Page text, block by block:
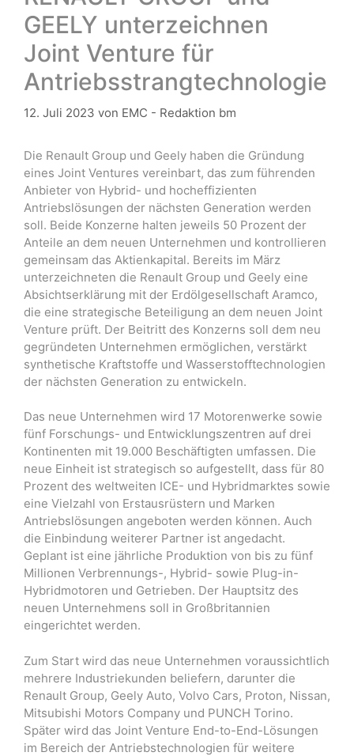
GEELY unterzeichnen
Joint Venture für
Antriebsstrangtechnologie
12. Juli 2023 von EMC - Redaktion bm
Die Renault Group und Geely haben die Gründung
eines Joint Ventures vereinbart, das zum führenden
Anbieter von Hybrid- und hocheffizienten
Antriebslösungen der nächsten Generation werden
soll. Beide Konzerne halten jeweils 50 Prozent der
Anteile an dem neuen Unternehmen und kontrollieren
gemeinsam das Aktienkapital. Bereits im März
unterzeichneten die Renault Group und Geely eine
Absichtserklärung mit der Erdölgesellschaft Aramco,
die eine strategische Beteiligung an dem neuen Joint
Venture prüft. Der Beitritt des Konzerns soll dem neu
gegründeten Unternehmen ermöglichen, verstärkt
synthetische Kraftstoffe und Wasserstofftechnologien
der nächsten Generation zu entwickeln.
Das neue Unternehmen wird 17 Motorenwerke sowie
fünf Forschungs- und Entwicklungszentren auf drei
Kontinenten mit 19.000 Beschäftigten umfassen. Die
neue Einheit ist strategisch so aufgestellt, dass für 80
Prozent des weltweiten ICE- und Hybridmarktes sowie
eine Vielzahl von Erstausrüstern und Marken
Antriebslösungen angeboten werden können. Auch
die Einbindung weiterer Partner ist angedacht.
Geplant ist eine jährliche Produktion von bis zu fünf
Millionen Verbrennungs-, Hybrid- sowie Plug-in-
Hybridmotoren und Getrieben. Der Hauptsitz des
neuen Unternehmens soll in Großbritannien
eingerichtet werden.
Zum Start wird das neue Unternehmen voraussichtlich
mehrere Industriekunden beliefern, darunter die
Renault Group, Geely Auto, Volvo Cars, Proton, Nissan,
Mitsubishi Motors Company und PUNCH Torino.
Später wird das Joint Venture End-to-End-Lösungen
im Bereich der Antriebstechnologien für weitere